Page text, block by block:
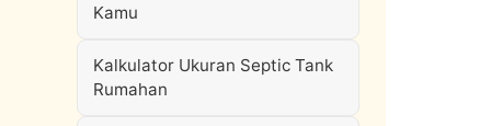
Kamu
Kalkulator Ukuran Septic Tank
Rumahan